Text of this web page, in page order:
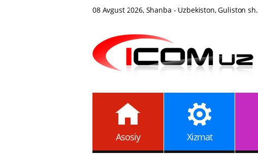
08 Avgust 2026, Shanba - Uzbekiston, Guliston sh.
Asosiy Xizmat